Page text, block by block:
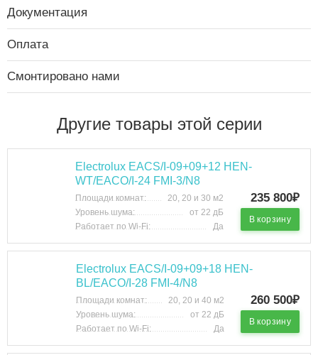
Документация
Оплата
Смонтировано нами
Другие товары этой серии
Electrolux EACS/I-09+09+12 HEN-
WT/EACO/I-24 FMI-3/N8
Площади комнат:
20, 20 и 30 м2
Уровень шума:
от 22 дБ
Работает по Wi-Fi:
Да
235 800₽
В корзину
Electrolux EACS/I-09+09+18 HEN-
BL/EACO/I-28 FMI-4/N8
Площади комнат:
20, 20 и 40 м2
Уровень шума:
от 22 дБ
Работает по Wi-Fi:
Да
260 500₽
В корзину